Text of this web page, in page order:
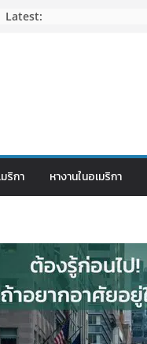
Latest:
ริกา หางานในอเมริกา